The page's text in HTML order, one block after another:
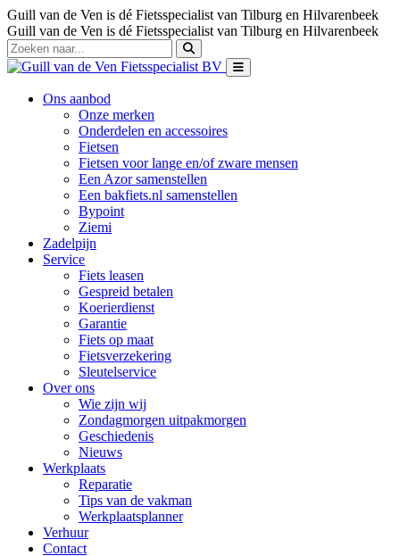
Guill van de Ven is dé Fietsspecialist van Tilburg en Hilvarenbeek
Guill van de Ven is dé Fietsspecialist van Tilburg en Hilvarenbeek
Ons aanbod
Onze merken
Onderdelen en accessoires
Fietsen
Fietsen voor lange en/of zware mensen
Een Azor samenstellen
Een bakfiets.nl samenstellen
Bypoint
Ziemi
Zadelpijn
Service
Fiets leasen
Gespreid betalen
Koerierdienst
Garantie
Fiets op maat
Fietsverzekering
Sleutelservice
Over ons
Wie zijn wij
Zondagmorgen uitpakmorgen
Geschiedenis
Nieuws
Werkplaats
Reparatie
Tips van de vakman
Werkplaatsplanner
Verhuur
Contact